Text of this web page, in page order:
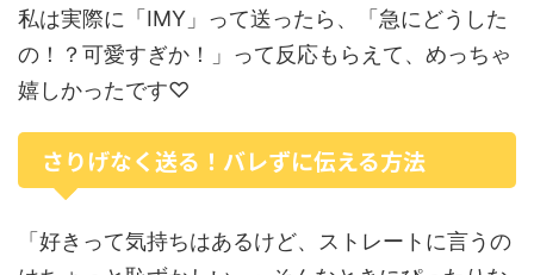
私は実際に「IMY」って送ったら、「急にどうした
の！？可愛すぎか！」って反応もらえて、めっちゃ
嬉しかったです♡
さりげなく送る！バレずに伝える方法
「好きって気持ちはあるけど、ストレートに言うの